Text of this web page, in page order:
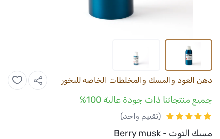
دهن العود والمسك والمخلطات الخاصه للبخور
جميع منتجاتنا ذات جودة عالية 100%
(تقييم واحد)
مسك التوت - Berry musk